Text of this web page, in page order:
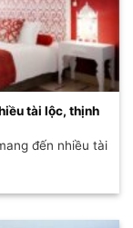
tài lộc, thịnh
đến nhiều tài